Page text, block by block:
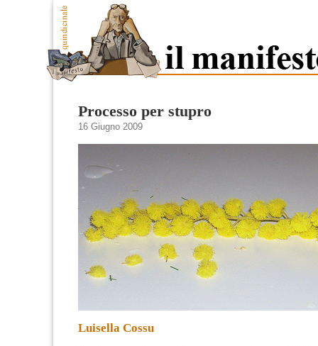
Processo per stupro
16 Giugno 2009
Luisella Cossu